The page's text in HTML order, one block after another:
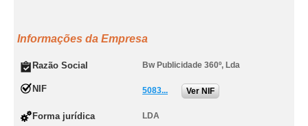
Informações da Empresa
Razão Social Bw Publicidade 360º, Lda
NIF 5083... Ver NIF
Forma jurídica LDA